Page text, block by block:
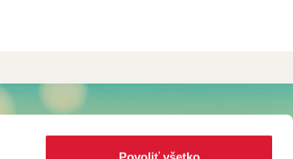
Prihláste sa do Newslettera plného